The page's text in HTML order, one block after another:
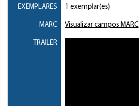
EXEMPLARES 1 exemplar(es)
MARC Visualizar campos MARC
TRAILER